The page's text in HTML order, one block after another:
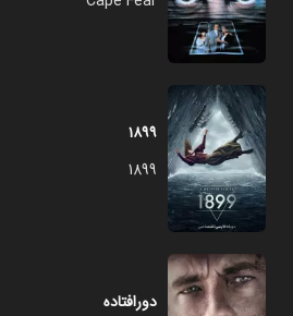
۱۸۹۹
1899
دورافتاده